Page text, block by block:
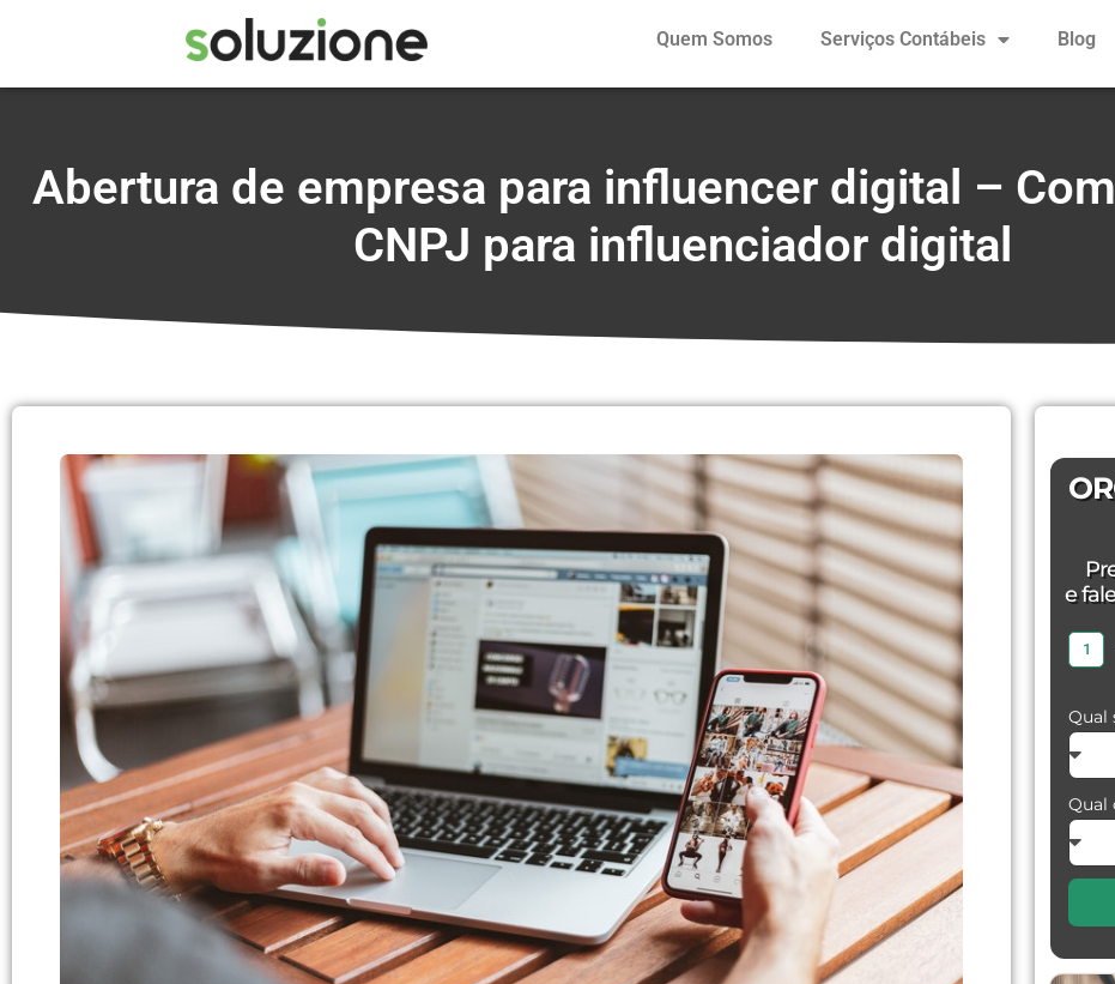
Quem Somos Serviços Contábeis Blog
Abertura de empresa para influencer digital –
CNPJ para influenciador digital
e
1
Qual
Qual